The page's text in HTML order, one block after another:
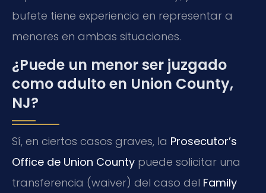
bufete tiene experiencia en representar a
menores en ambas situaciones.
¿Puede un menor ser juzgado
como adulto en Union County,
NJ?
Sí, en ciertos casos graves, la Prosecutor’s
Office de Union County puede solicitar una
transferencia (waiver) del caso del Family